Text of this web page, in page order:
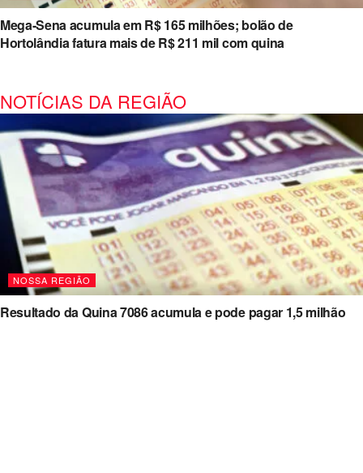
Mega-Sena acumula em R$ 165 milhões; bolão de
Hortolândia fatura mais de R$ 211 mil com quina
NOTÍCIAS DA REGIÃO
NOSSA REGIÃO
Resultado da Quina 7086 acumula e pode pagar 1,5 milhão